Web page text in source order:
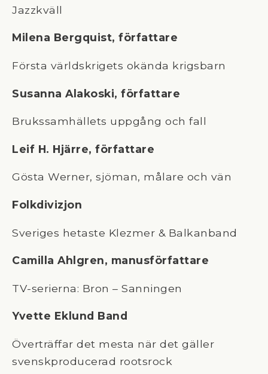
Jazzkväll
Milena Bergquist, författare
Första världskrigets okända krigsbarn
Susanna Alakoski, författare
Brukssamhällets uppgång och fall
Leif H. Hjärre, författare
Gösta Werner, sjöman, målare och vän
Folkdivizjon
Sveriges hetaste Klezmer & Balkanband
Camilla Ahlgren, manusförfattare
TV-serierna: Bron – Sanningen
Yvette Eklund Band
Överträffar det mesta när det gäller
svenskproducerad rootsrock